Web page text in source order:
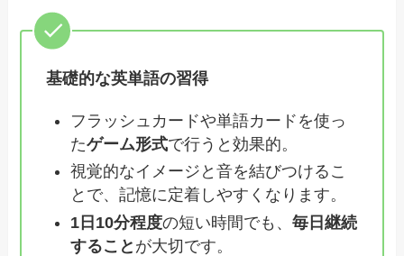
基礎的な英単語の習得
フラッシュカードや単語カードを使っ
たゲーム形式で行うと効果的。
視覚的なイメージと音を結びつけるこ
とで、記憶に定着しやすくなります。
1日10分程度の短い時間でも、毎日継続
すること が大切です。